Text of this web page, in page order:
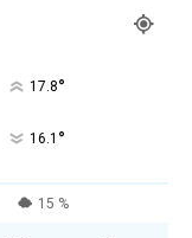
17.8°
16.1 °
15 %